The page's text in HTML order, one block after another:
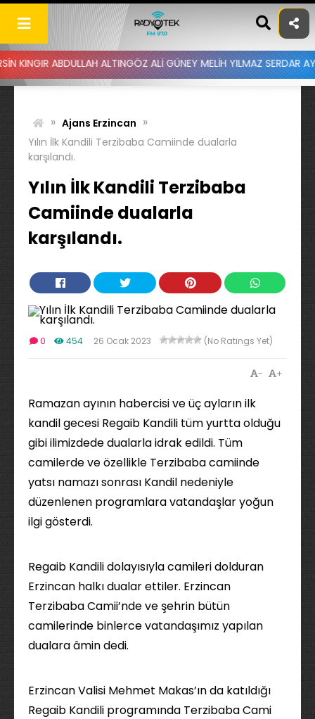
Skip
content
ABDULLAH ALTINGÖZ ALİ GÜNEY MELİH YILMAZ SERDAR AYDIN
» Ajans Erzincan »
Yılın İlk Kandili Terzibaba Camiinde dualarla
karşılandı.
Yılın İlk Kandili Terzibaba
Camiinde dualarla
karşılandı.
0 454 26 Ocak 2023 (No Ratings Yet)
+
-
Ramazan ayının habercisi ve üç ayların ilk
kandil gecesi Regaib Kandili tüm yurtta olduğu
gibi ilimizdede dualarla idrak edildi. Tüm
camilerde ve özellikle Terzibaba camiinde
yatsı namazı sonrası Kandil nedeniyle
düzenlenen programlara vatandaşlar yoğun
ilgi gösterdi.
Regaib Kandili dolayısıyla camileri dolduran
Erzincan halkı dualar ettiler. Erzincan
Terzibaba Camii’nde ve şehrin bütün
camilerinde binlerce vatandaşımız yapılan
dualara âmin dedi.
Erzincan Valisi Mehmet Makas’ın da katıldığı
Regaib Kandili programında Terzibaba Cami